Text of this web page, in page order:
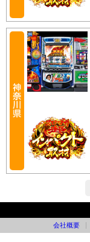
会社概要